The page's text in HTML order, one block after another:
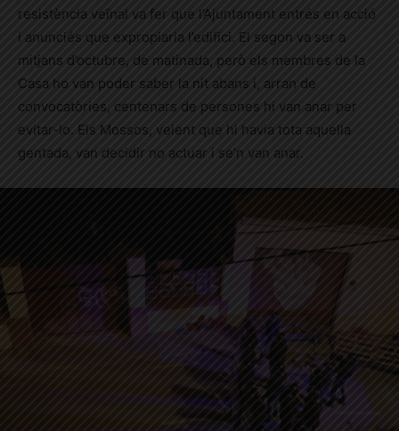
resistència veïnal va fer que l’Ajuntament entrés en acció
i anunciés que expropiaria l’edifici. El segon va ser a
mitjans d’octubre, de matinada, però els membres de la
Casa ho van poder saber la nit abans i, arran de
convocatòries, centenars de persones hi van anar per
evitar-lo. Els Mossos, veient que hi havia tota aquella
gentada, van decidir no actuar i se’n van anar.